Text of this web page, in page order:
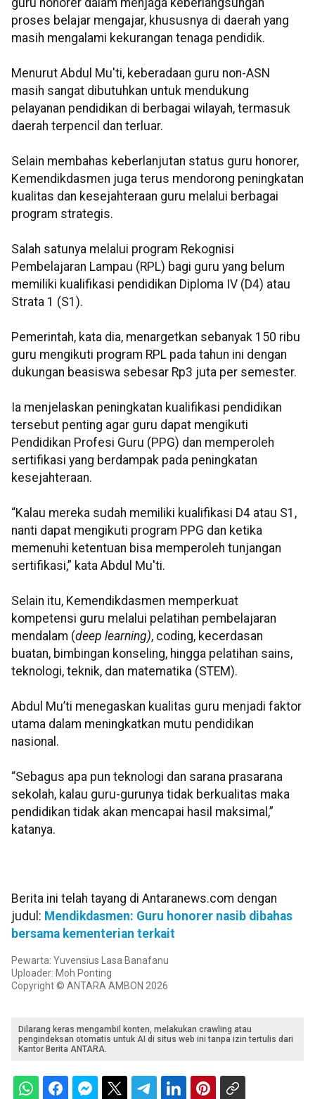
guru honorer dalam menjaga keberlangsungan
proses belajar mengajar, khususnya di daerah yang
masih mengalami kekurangan tenaga pendidik.
Menurut Abdul Mu'ti, keberadaan guru non-ASN
masih sangat dibutuhkan untuk mendukung
pelayanan pendidikan di berbagai wilayah, termasuk
daerah terpencil dan terluar.
Selain membahas keberlanjutan status guru honorer,
Kemendikdasmen juga terus mendorong peningkatan
kualitas dan kesejahteraan guru melalui berbagai
program strategis.
Salah satunya melalui program Rekognisi
Pembelajaran Lampau (RPL) bagi guru yang belum
memiliki kualifikasi pendidikan Diploma IV (D4) atau
Strata 1 (S1).
Pemerintah, kata dia, menargetkan sebanyak 150 ribu
guru mengikuti program RPL pada tahun ini dengan
dukungan beasiswa sebesar Rp3 juta per semester.
Ia menjelaskan peningkatan kualifikasi pendidikan
tersebut penting agar guru dapat mengikuti
Pendidikan Profesi Guru (PPG) dan memperoleh
sertifikasi yang berdampak pada peningkatan
kesejahteraan.
“Kalau mereka sudah memiliki kualifikasi D4 atau S1,
nanti dapat mengikuti program PPG dan ketika
memenuhi ketentuan bisa memperoleh tunjangan
sertifikasi,” kata Abdul Mu'ti.
Selain itu, Kemendikdasmen memperkuat
kompetensi guru melalui pelatihan pembelajaran
mendalam (deep learning), coding, kecerdasan
buatan, bimbingan konseling, hingga pelatihan sains,
teknologi, teknik, dan matematika (STEM).
Abdul Mu’ti menegaskan kualitas guru menjadi faktor
utama dalam meningkatkan mutu pendidikan
nasional.
“Sebagus apa pun teknologi dan sarana prasarana
sekolah, kalau guru-gurunya tidak berkualitas maka
pendidikan tidak akan mencapai hasil maksimal,”
katanya.​​​​​​​
Berita ini telah tayang di Antaranews.com dengan
judul: Mendikdasmen: Guru honorer nasib dibahas
bersama kementerian terkait
Pewarta: Yuvensius Lasa Banafanu
Uploader: Moh Ponting
Copyright © ANTARA AMBON 2026
Dilarang keras mengambil konten, melakukan crawling atau
pengindeksan otomatis untuk AI di situs web ini tanpa izin tertulis dari
Kantor Berita ANTARA.